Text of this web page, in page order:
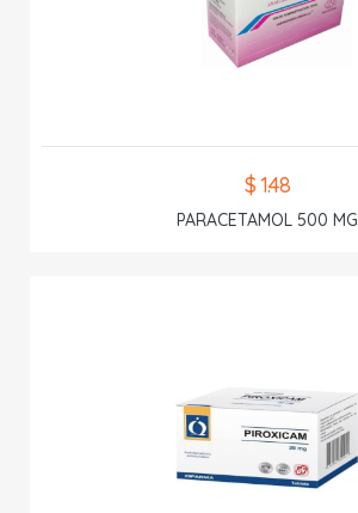
$ 1.48
PARACETAMOL 500 MG